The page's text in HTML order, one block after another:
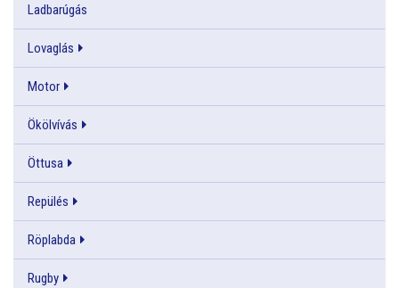
Ladbarúgás
Lovaglás
Motor
Ökölvívás
Öttusa
Repülés
Röplabda
Rugby